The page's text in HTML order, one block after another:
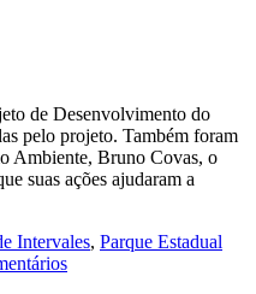
de Desenvolvimento do
pelo projeto. Também foram
Ambiente, Bruno Covas, o
suas ações ajudaram a
Intervales, Parque Estadual